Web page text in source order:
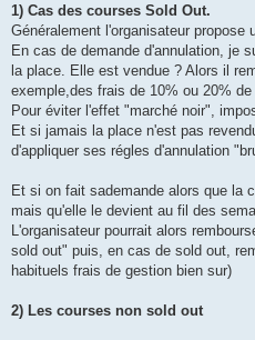
1) Cas des courses Sold Out.
Généralement l'organisateur propose
En cas de demande d'annulation, je
la place. Elle est vendue ? Alors il
exemple,des frais de 10% ou 20%
Pour éviter l'effet "marché noir",
Et si jamais la place n'est pas
d'appliquer ses régles d'annulation
Et si on fait sademande alors que la
mais qu'elle le devient au fil des
L'organisateur pourrait alors
sold out" puis, en cas de sold out,
habituels frais de gestion bien sur)
2) Les courses non sold out